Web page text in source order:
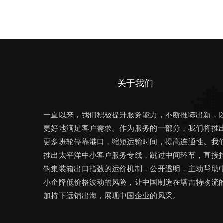
关于我们
一直以来，我们积极提升服务能力，不断推陈出新，
更好地满足客户需求。作为服务的一部分，我们将推
更多班轮停靠港口，缩短运输时间，提高连通性。我
推出太平洋中小客户服务专线，跳过中间环节，直接
钩集装箱出口指数的运价机制，公开透明，主动帮助
小企降低价格波动的风险，让中国制造在塔吉特物流
加持下远销出海，展现中国企业的风采。